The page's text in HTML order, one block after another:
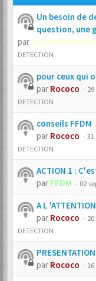
Un besoin de
question, une
par
DETECTION
pour ceux qui
par Rococo -
DETECTION
conseils FFDM
par Rococo -31
DETECTION
ACTION 1 :
par FFDM - 02
A L
par Rococo -
DETECTION
PRESENTATION
par Rococo -